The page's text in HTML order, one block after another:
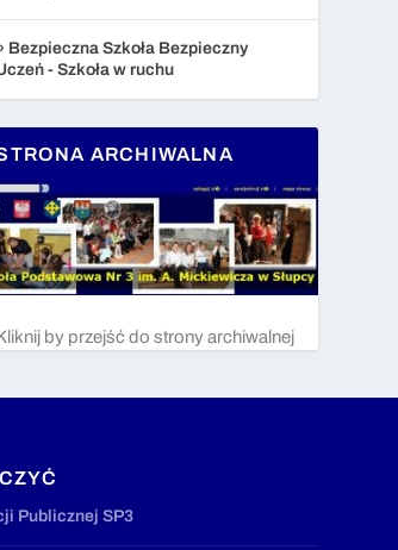
Bezpieczna Szkoła Bezpieczny
- Szkoła w ruchu
ARCHIWALNA
by przejść do strony archiwalnej
Publicznej SP3